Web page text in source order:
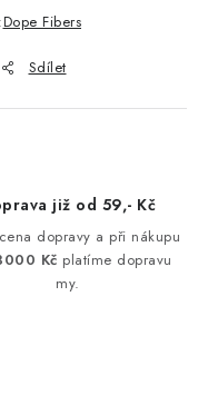
Dope Fibers
Sdílet
již od 59,- Kč
dopravy a při nákupu
Kč platíme dopravu
my.